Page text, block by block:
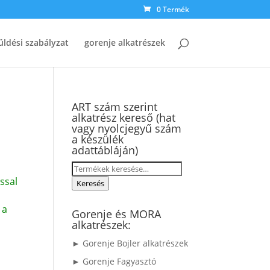
0 Termék
szabályzat gorenje alkatrészek
ART szám szerint
alkatrész kereső (hat
vagy nyolcjegyű szám
a készülék
adattábláján)
Keresés
a Keresés
Gorenje és MORA
alkatrészek:
► Gorenje Bojler alkatrészek
► Gorenje Fagyasztó